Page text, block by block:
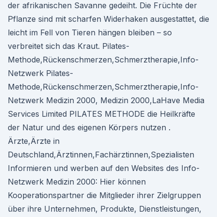
der afrikanischen Savanne gedeiht. Die Früchte der
Pflanze sind mit scharfen Widerhaken ausgestattet, die
leicht im Fell von Tieren hängen bleiben – so
verbreitet sich das Kraut. Pilates-
Methode,Rückenschmerzen,Schmerztherapie,Info-
Netzwerk Pilates-
Methode,Rückenschmerzen,Schmerztherapie,Info-
Netzwerk Medizin 2000, Medizin 2000,LaHave Media
Services Limited PILATES METHODE die Heilkräfte
der Natur und des eigenen Körpers nutzen .
Ärzte,Ärzte in
Deutschland,Ärztinnen,Fachärztinnen,Spezialisten
Informieren und werben auf den Websites des Info-
Netzwerk Medizin 2000: Hier können
Kooperationspartner die Mitglieder ihrer Zielgruppen
über ihre Unternehmen, Produkte, Dienstleistungen,